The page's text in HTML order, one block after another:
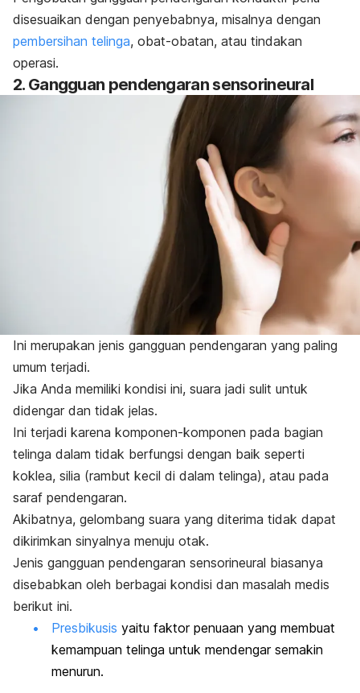
disesuaikan dengan penyebabnya, misalnya dengan
pembersihan telinga, obat-obatan, atau tindakan
operasi.
2. Gangguan pendengaran sensorineural
Ini merupakan jenis gangguan pendengaran yang paling
umum terjadi.
Jika Anda memiliki kondisi ini, suara jadi sulit untuk
didengar dan tidak jelas.
Ini terjadi karena komponen-komponen pada bagian
telinga dalam tidak berfungsi dengan baik seperti
koklea, silia (rambut kecil di dalam telinga), atau pada
saraf pendengaran.
Akibatnya, gelombang suara yang diterima tidak dapat
dikirimkan sinyalnya menuju otak.
Jenis gangguan pendengaran sensorineural biasanya
disebabkan oleh berbagai kondisi dan masalah medis
berikut ini.
Presbikusis yaitu faktor penuaan yang membuat
kemampuan telinga untuk mendengar semakin
menurun.